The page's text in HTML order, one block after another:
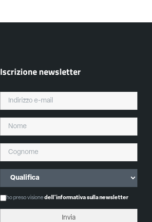
Iscrizione newsletter
ho preso visionedell'informativa sulla newsletter